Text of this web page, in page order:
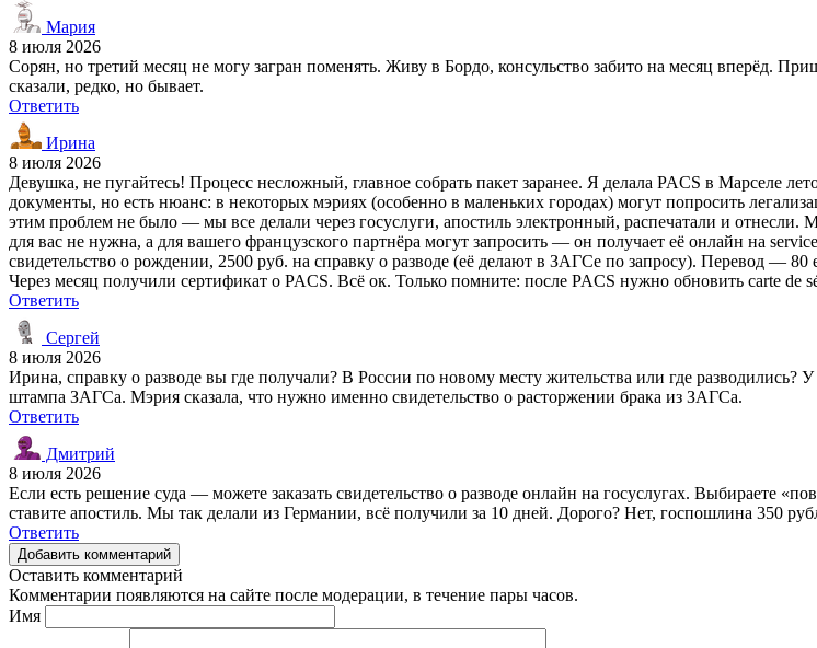
Мария
8 июля 2026
Сорян, но третий месяц не могу загран поменять. Живу в Бордо, консульство забито на месяц вперёд.
сказали, редко, но бывает.
Ответить
Ирина
8 июля 2026
Девушка, не пугайтесь! Процесс несложный, главное собрать пакет заранее. Я делала PACS в Марселе
документы, но есть нюанс: в некоторых мэриях (особенно в маленьких городах) могут попросить
этим проблем не было — мы все делали через госуслуги, апостиль электронный, распечатали и
для вас не нужна, а для вашего французского партнёра могут запросить — он получает её онлайн на
свидетельство о рождении, 2500 руб. на справку о разводе (её делают в ЗАГСе по запросу). Перевод —
Через месяц получили сертификат о PACS. Всё ок. Только помните: после PACS нужно обновить carte
Ответить
Сергей
8 июля 2026
Ирина, справку о разводе вы где получали? В России по новому месту жительства или где разводились?
штампа ЗАГСа. Мэрия сказала, что нужно именно свидетельство о расторжении брака из ЗАГСа.
Ответить
Дмитрий
8 июля 2026
Если есть решение суда — можете заказать свидетельство о разводе онлайн на госуслугах. Выбираете
ставите апостиль. Мы так делали из Германии, всё получили за 10 дней. Дорого? Нет, госпошлина 350
Ответить
Добавить комментарий
Оставить комментарий
Комментарии появляются на сайте после модерации, в течение пары часов.
Имя